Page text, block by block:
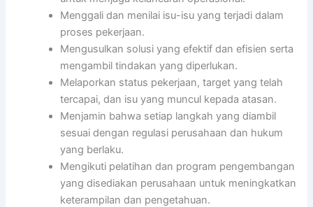
Menggali dan menilai isu-isu yang terjadi dalam
proses pekerjaan.
Mengusulkan solusi yang efektif dan efisien serta
mengambil tindakan yang diperlukan.
Melaporkan status pekerjaan, target yang telah
tercapai, dan isu yang muncul kepada atasan.
Menjamin bahwa setiap langkah yang diambil
sesuai dengan regulasi perusahaan dan hukum
yang berlaku.
Mengikuti pelatihan dan program pengembangan
yang disediakan perusahaan untuk meningkatkan
keterampilan dan pengetahuan.